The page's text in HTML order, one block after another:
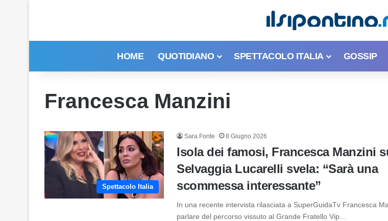
HOME QUOTIDIANO SPETTACOLO ITALIA GOSSIP
Francesca Manzini
Spettacolo Italia
Sara Fonte 8 Giugno 2026
Isola dei famosi, Francesca Manzini
Selvaggia Lucarelli svela: “Sarà una
scommessa interessante”
In una recente intervista rilasciata a SuperGuidaTv Francesca
parlare del percorso vissuto al Grande Fratello Vip…